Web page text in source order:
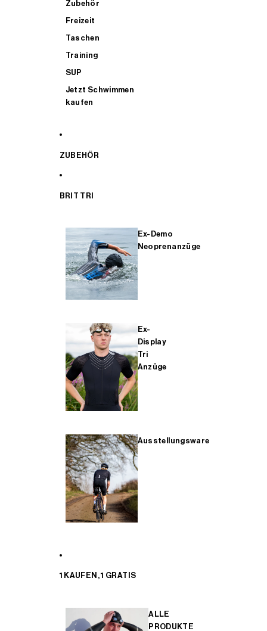
Zubehör
Freizeit
Taschen
Training
SUP
Jetzt Schwimmen
kaufen
ZUBEHÖR
BRIT TRI
Ex-Demo
Neoprenanzüge
Ex-
Display
Tri
Anzüge
Ausstellungsware
1 KAUFEN, 1 GRATIS
ALLE
PRODUKTE